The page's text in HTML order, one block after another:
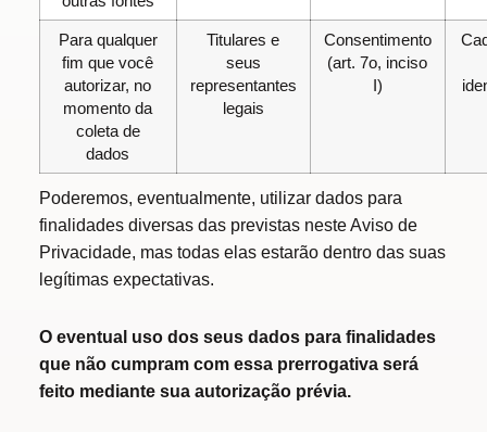
Para qualquer
fim que você
autorizar, no
momento da
coleta de
dados
Titulares e
seus
representantes
legais
Consentimento
(art. 7o, inciso
I)
Poderemos, eventualmente, utilizar dados para
finalidades diversas das previstas neste Aviso de
Privacidade, mas todas elas estarão dentro das suas
legítimas expectativas.
O eventual uso dos seus dados para finalidades
que não cumpram com essa prerrogativa será
feito mediante sua autorização prévia.